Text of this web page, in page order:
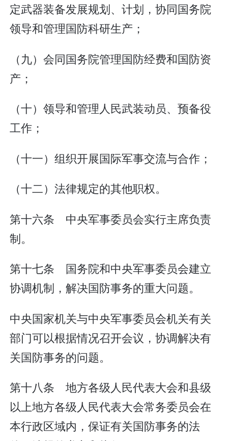
定武器装备发展规划、计划，协同国务院
领导和管理国防科研生产；
（九）会同国务院管理国防经费和国防资
产；
（十）领导和管理人民武装动员、预备役
工作；
（十一）组织开展国际军事交流与合作；
（十二）法律规定的其他职权。
第十六条 中央军事委员会实行主席负责
制。
第十七条 国务院和中央军事委员会建立
协调机制，解决国防事务的重大问题。
中央国家机关与中央军事委员会机关有关
部门可以根据情况召开会议，协调解决有
关国防事务的问题。
第十八条 地方各级人民代表大会和县级
以上地方各级人民代表大会常务委员会在
本行政区域内，保证有关国防事务的法